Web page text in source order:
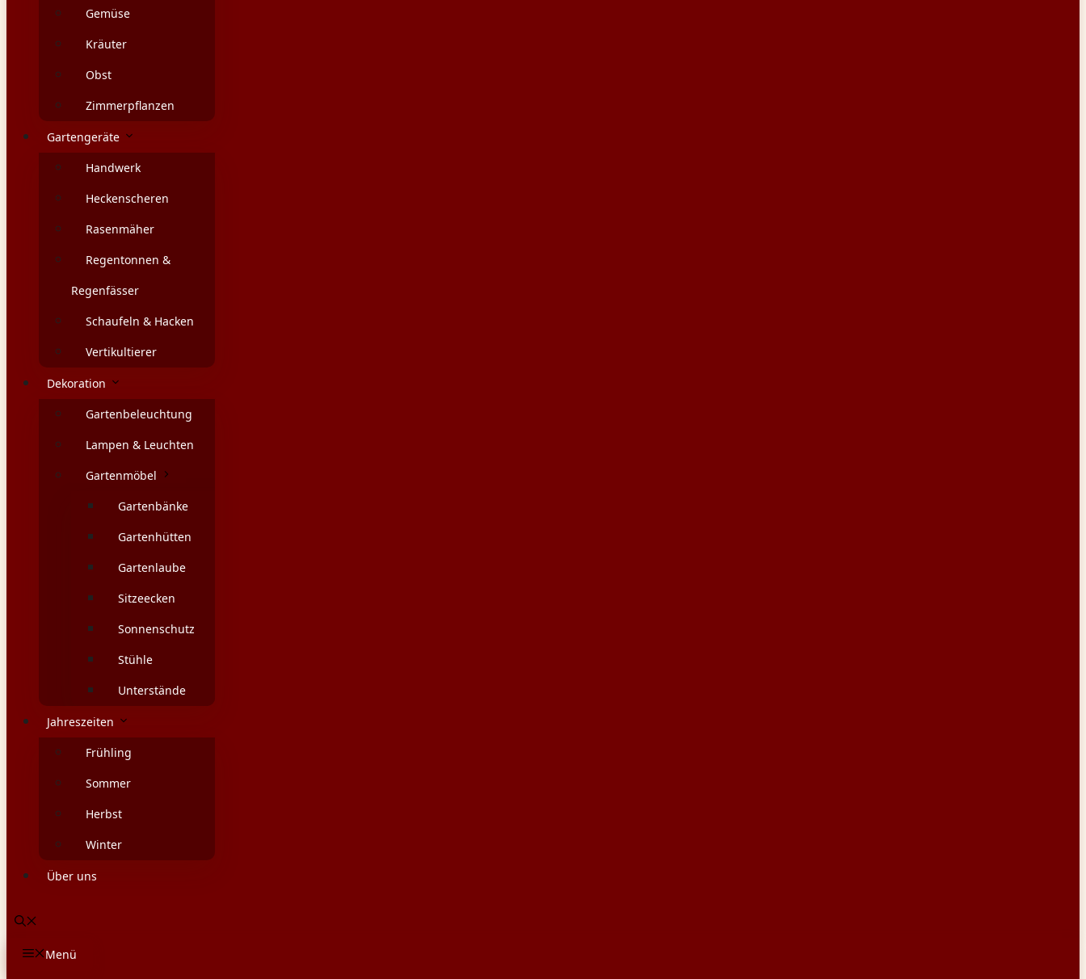
Gemüse
Kräuter
Obst
Zimmerpflanzen
Gartengeräte
Handwerk
Heckenscheren
Rasenmäher
Regentonnen &
Regenfässer
Schaufeln & Hacken
Vertikultierer
Dekoration
Gartenbeleuchtung
Lampen & Leuchten
Gartenmöbel
Gartenbänke
Gartenhütten
Gartenlaube
Sitzeecken
Sonnenschutz
Stühle
Unterstände
Jahreszeiten
Frühling
Sommer
Herbst
Winter
Über uns
Menü